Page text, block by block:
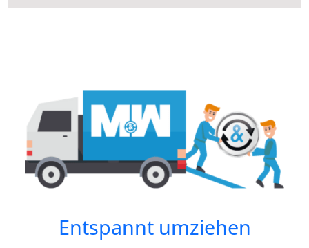
Entspannt umziehen